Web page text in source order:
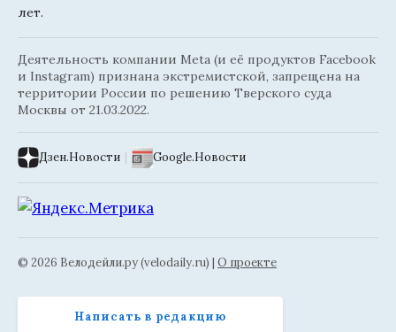
лет.
Деятельность компании Meta (и её продуктов Facebook
и Instagram) признана экстремистской, запрещена на
территории России по решению Тверского суда
Москвы от 21.03.2022.
Дзен.Новости | Google.Новости
© 2026 Велодейли.ру (velodaily.ru) | О проекте
Написать в редакцию